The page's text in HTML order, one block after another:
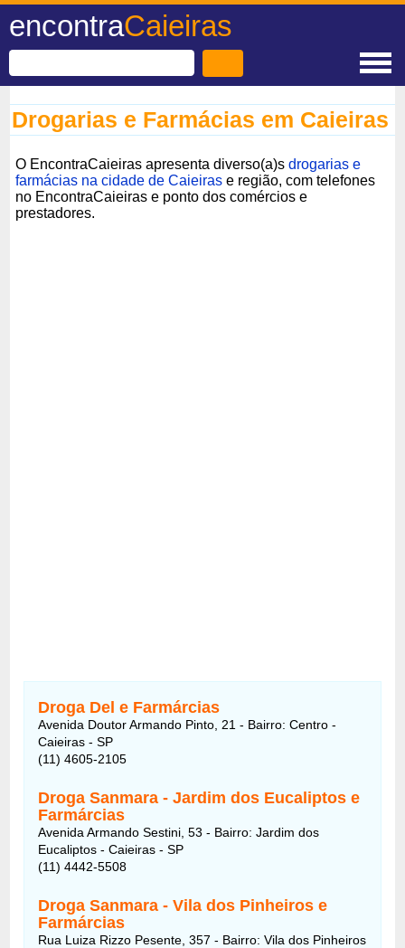
encontraCaieiras
Drogarias e Farmácias em Caieiras
O EncontraCaieiras apresenta diverso(a)sdrogarias e
farmácias na cidade de Caieiras e região, com telefones
no EncontraCaieiras e ponto dos comércios e
prestadores.
Droga Del e Farmárcias
Avenida Doutor Armando Pinto, 21 - Bairro: Centro -
Caieiras - SP
(11) 4605-2105
Droga Sanmara - Jardim dos Eucaliptos e
Farmárcias
Avenida Armando Sestini, 53 - Bairro: Jardim dos
Eucaliptos - Caieiras - SP
(11) 4442-5508
Droga Sanmara - Vila dos Pinheiros e
Farmárcias
Rua Luiza Rizzo Pesente, 357 - Bairro: Vila dos Pinheiros